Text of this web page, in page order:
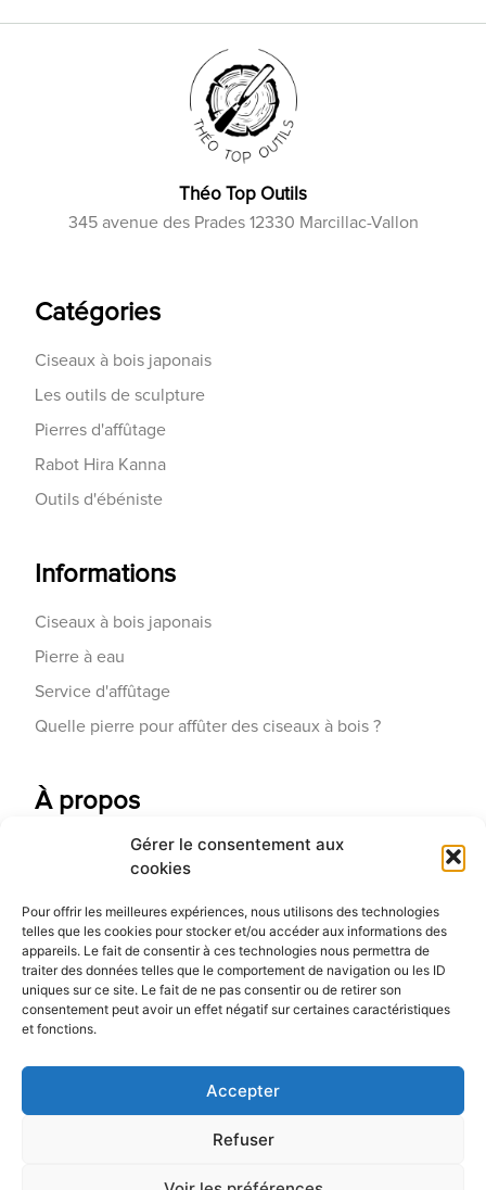
Gérer le consentement aux
cookies
Pour offrir les meilleures expériences, nous utilisons des technologies
telles que les cookies pour stocker et/ou accéder aux informations des
appareils. Le fait de consentir à ces technologies nous permettra de
traiter des données telles que le comportement de navigation ou les ID
uniques sur ce site. Le fait de ne pas consentir ou de retirer son
consentement peut avoir un effet négatif sur certaines caractéristiques
et fonctions.
Accepter
Refuser
Théo Top Outils
345 avenue des Prades 12330 Marcillac-Vallon
Catégories
Ciseaux à bois japonais
Les outils de sculpture
Pierres d'affûtage
Rabot Hira Kanna
Outils d'ébéniste
Informations
Ciseaux à bois japonais
Pierre à eau
Service d'affûtage
Quelle pierre pour affûter des ciseaux à bois ?
À propos
Contactez-nous
Qui sommes-nous
Blog